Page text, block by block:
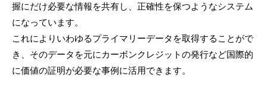
握にだけ必要な情報を共有し、正確性を保つようなシステム
になっています。
これによりいわゆるプライマリーデータを取得することがで
き、そのデータを元にカーボンクレジットの発行など国際的
に価値の証明が必要な事例に活用できます。